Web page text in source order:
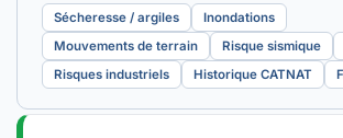
Sécheresse / argiles
Inondations
Mouvements de terrain
Risque sismique
Risques industriels
Historique CATNAT